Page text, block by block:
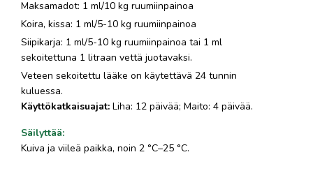
Maksamadot: 1 ml/10 kg ruumiinpainoa
Koira, kissa: 1 ml/5-10 kg ruumiinpainoa
Siipikarja: 1 ml/5-10 kg ruumiinpainoa tai 1 ml
sekoitettuna 1 litraan vettä juotavaksi.
Veteen sekoitettu lääke on käytettävä 24 tunnin
kuluessa.
Käyttökatkaisuajat: Liha: 12 päivää; Maito: 4 päivää.
Säilyttää:
Kuiva ja viileä paikka, noin 2 °C–25 °C.